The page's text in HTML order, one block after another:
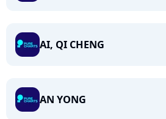
AI, QI CHENG
AN YONG